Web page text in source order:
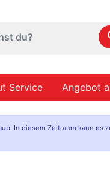
Service Angebot
In diesem Zeitraum kann